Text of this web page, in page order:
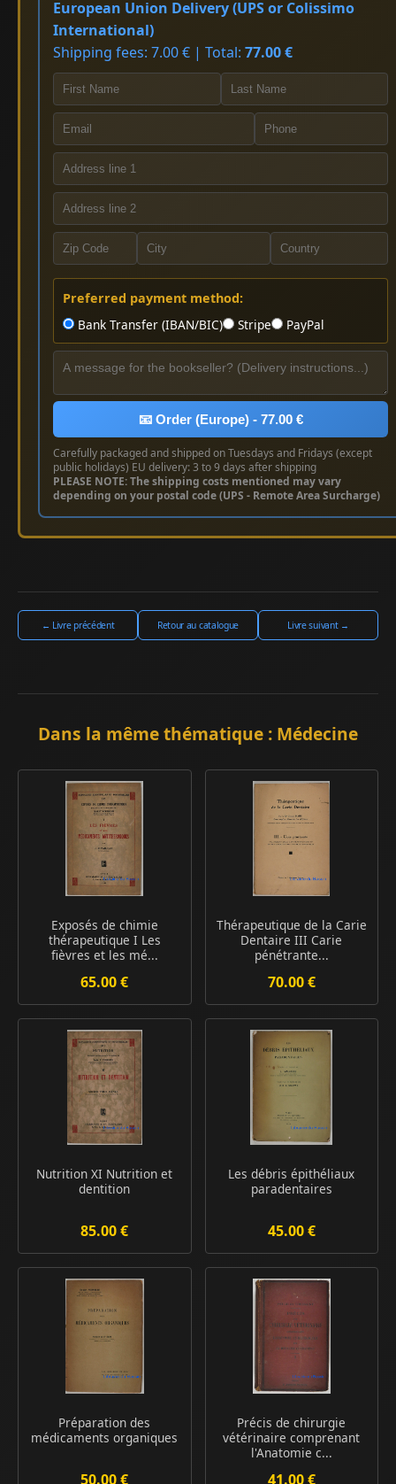
European Union Delivery (UPS or Colissimo
International)
Shipping fees: 7.00 € | Total: 77.00 €
Preferred payment method:
Bank Transfer (IBAN/BIC)
Stripe PayPal
📧 Order (Europe) - 77.00 €
Carefully packaged and shipped on Tuesdays and Fridays (except
public holidays) EU delivery: 3 to 9 days after shipping
PLEASE NOTE: The shipping costs mentioned may vary
depending on your postal code (UPS - Remote Area Surcharge)
← Livre précédent Retour au catalogue Livre suivant →
Dans la même thématique : Médecine
Exposés de chimie
thérapeutique I Les
fièvres et les mé...
65.00 €
Thérapeutique de la Carie
Dentaire III Carie
pénétrante...
70.00 €
Nutrition XI Nutrition et
dentition
85.00 €
Les débris épithéliaux
paradentaires
45.00 €
Préparation des
médicaments organiques
50.00 €
Précis de chirurgie
vétérinaire comprenant
l'Anatomie c...
41.00 €